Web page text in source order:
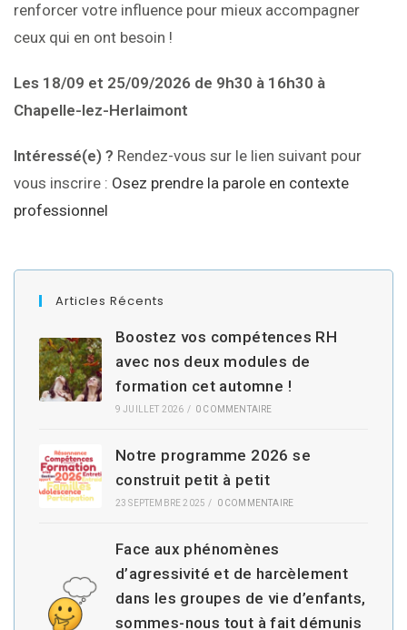
renforcer votre influence pour mieux accompagner
ceux qui en ont besoin !
Les 18/09 et 25/09/2026 de 9h30 à 16h30 à
Chapelle-lez-Herlaimont
Intéressé(e) ? Rendez-vous sur le lien suivant pour
vous inscrire : Osez prendre la parole en contexte
professionnel
Articles Récents
Boostez vos compétences RH
avec nos deux modules de
formation cet automne !
9 JUILLET 2026 / 0 COMMENTAIRE
Notre programme 2026 se
construit petit à petit
23 SEPTEMBRE 2025 / 0 COMMENTAIRE
Face aux phénomènes
d’agressivité et de harcèlement
dans les groupes de vie d’enfants,
sommes-nous tout à fait démunis